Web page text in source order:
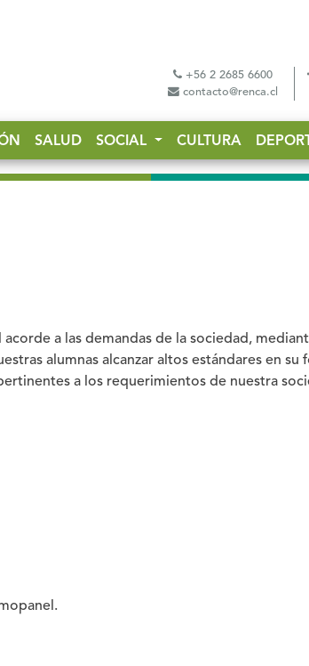
+56 2 2685 6600
contacto@renca.cl
SALUD SOCIAL CULTURA
a las demandas de la sociedad,
alumnas alcanzar altos estándares en su
a los requerimientos de nuestra